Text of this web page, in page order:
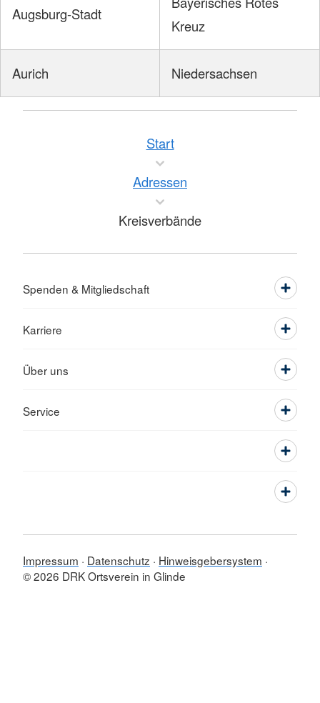
Augsburg-Stadt
Kreuz
Aurich Niedersachsen
Start
Adressen
Kreisverbände
Spenden & Mitgliedschaft
Karriere
Über uns
Service
Impressum Datenschutz
Hinweisgebersystem
© 2026 DRK Ortsverein in Glinde